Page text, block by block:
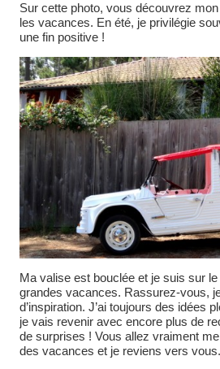
Sur cette photo, vous découvrez
les vacances. En été, je privilégie
une fin positive !
Ma valise est bouclée et je suis sur
grandes vacances. Rassurez-vous,
d’inspiration. J’ai toujours des idées
je vais revenir avec encore plus de
de surprises ! Vous allez vraiment
des vacances et je reviens vers vous.